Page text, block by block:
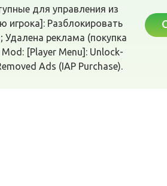
для управления из
игрока]: Разблокировать
Удалена реклама (покупка
Mod: [Player Menu]: Unlock-
Ads (IAP Purchase).